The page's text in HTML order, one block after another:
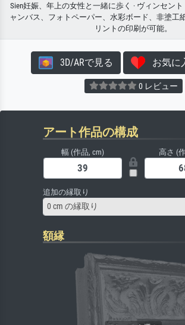
Sien妊娠、年上の女性と一緒に歩く · ヴィンセン
ャンバス、フォトペーパー、水彩ボード、非塗工
リントの印刷が可能。
3D/ARで見る お気に
0 レビュー
アート作品の構成
幅 (作品, cm) 高さ (
追加の縁取り
0 cm の縁取り
額縁